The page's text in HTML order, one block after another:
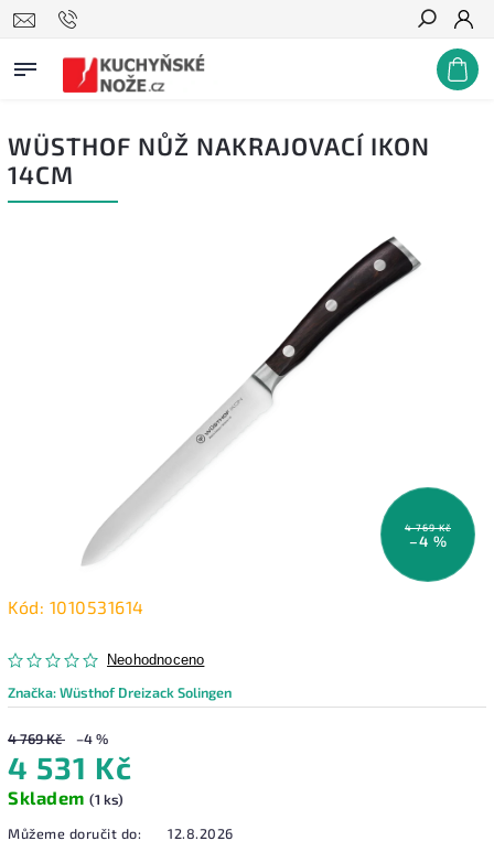
Hledat
WÜSTHOF NŮŽ NAKRAJOVACÍ IKON
14CM
4 769 Kč
–4 %
Kód: 1010531614
Neohodnoceno
Značka:Wüsthof Dreizack Solingen
4 769 Kč –4 %
4 531 Kč
Skladem (1 ks)
Můžeme doručit do:
12.8.2026